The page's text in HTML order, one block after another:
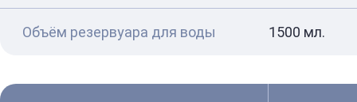
Объём резервуара для воды 1500 мл.